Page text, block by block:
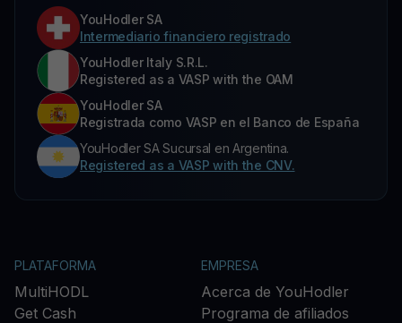
YouHodler SA
Intermediario financiero registrado
YouHodler Italy S.R.L.
Registered as a VASP with the OAM
YouHodler SA
Registrada como VASP en el Banco de España
YouHodler SA Sucursal en Argentina.
Registered as a VASP with the CNV.
PLATAFORMA
MultiHODL
Get Cash
EMPRESA
Acerca de YouHodler
Programa de afiliados